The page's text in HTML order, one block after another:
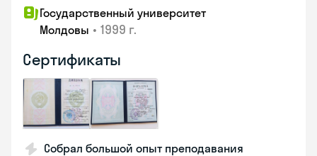
Государственный университет
Молдовы • 1999 г.
Сертификаты
Собрал большой опыт преподавания